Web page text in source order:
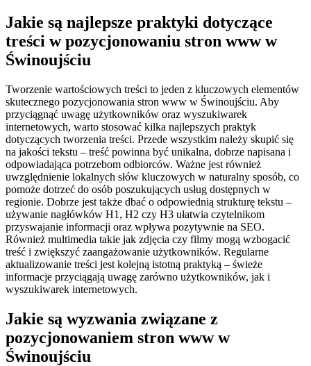
Jakie są najlepsze praktyki dotyczące
treści w pozycjonowaniu stron www w
Świnoujściu
Tworzenie wartościowych treści to jeden z kluczowych elementów
skutecznego pozycjonowania stron www w Świnoujściu. Aby
przyciągnąć uwagę użytkowników oraz wyszukiwarek
internetowych, warto stosować kilka najlepszych praktyk
dotyczących tworzenia treści. Przede wszystkim należy skupić się
na jakości tekstu – treść powinna być unikalna, dobrze napisana i
odpowiadająca potrzebom odbiorców. Ważne jest również
uwzględnienie lokalnych słów kluczowych w naturalny sposób, co
pomoże dotrzeć do osób poszukujących usług dostępnych w
regionie. Dobrze jest także dbać o odpowiednią strukturę tekstu –
używanie nagłówków H1, H2 czy H3 ułatwia czytelnikom
przyswajanie informacji oraz wpływa pozytywnie na SEO.
Również multimedia takie jak zdjęcia czy filmy mogą wzbogacić
treść i zwiększyć zaangażowanie użytkowników. Regularne
aktualizowanie treści jest kolejną istotną praktyką – świeże
informacje przyciągają uwagę zarówno użytkowników, jak i
wyszukiwarek internetowych.
Jakie są wyzwania związane z
pozycjonowaniem stron www w
Świnoujściu